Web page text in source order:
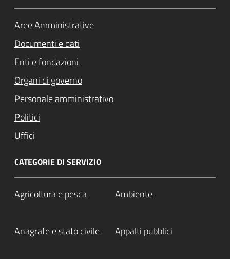
Aree Amministrative
Documenti e dati
Enti e fondazioni
Organi di governo
Personale amministrativo
Politici
Uffici
CATEGORIE DI SERVIZIO
Agricoltura e pesca Ambiente
Anagrafe e stato civile Appalti pubblici